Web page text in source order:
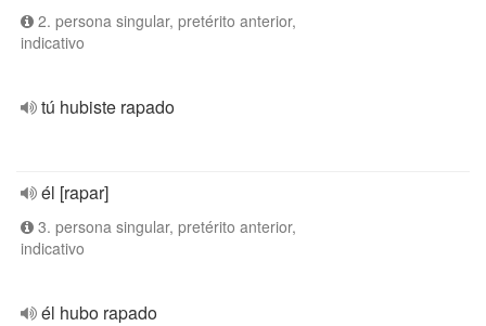
2. persona singular, pretérito anterior,
indicativo
tú hubiste rapado
él [rapar]
3. persona singular, pretérito anterior,
indicativo
él hubo rapado